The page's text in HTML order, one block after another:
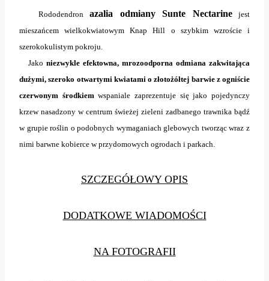
Rododendron azalia odmiany Sunte Nectarinejest
mieszańcem wielkokwiatowym Knap Hill o szybkim wzroście i
szerokokulistym pokroju.
Jako niezwykle efektowna, mrozoodporna odmiana zakwitająca
dużymi, szeroko otwartymi kwiatami o złotożółtej barwie z ogniście
czerwonym środkiem wspaniale zaprezentuje się jako pojedynczy
krzew nasadzony w centrum świeżej zieleni zadbanego trawnika bądź
w grupie roślin o podobnych wymaganiach glebowych tworząc wraz z
nimi barwne kobierce w przydomowych ogrodach i parkach.
SZCZEGÓŁOWY OPIS
DODATKOWE WIADOMOŚCI
NA FOTOGRAFII